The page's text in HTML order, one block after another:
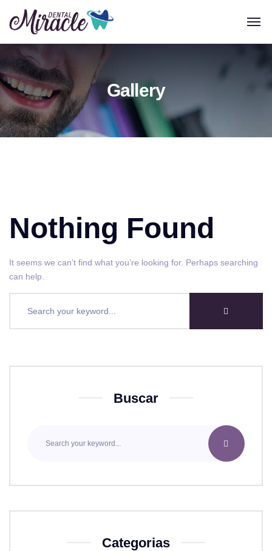
Gallery
Nothing Found
It seems we can’t find what you’re looking for. Perhaps searching
can help.
Buscar
Categorias